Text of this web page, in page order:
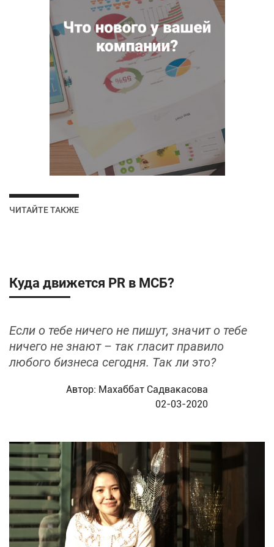
ЧИТАЙТЕ ТАКЖЕ
Куда движется PR в МСБ?
Если о тебе ничего не пишут, значит о тебе
ничего не знают – так гласит правило
любого бизнеса сегодня. Так ли это?
Автор: Махаббат Садвакасова
02-03-2020